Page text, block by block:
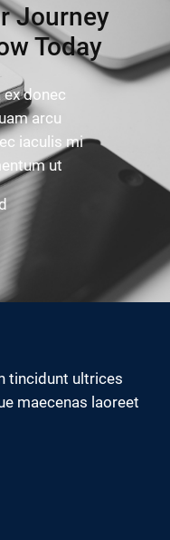
Journey
Today
ex donec
arcu
iaculis mi
ut
tincidunt ultrices
maecenas laoreet